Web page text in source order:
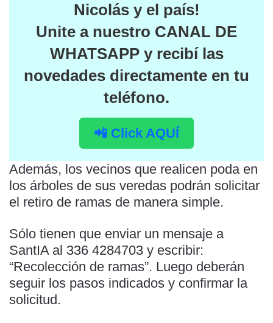
Nicolás y el país!
Unite a nuestro CANAL DE
WHATSAPPy recibí las
novedades directamente en tu
teléfono.
📲 Click AQUÍ
Además, los vecinos que realicen poda en
los árboles de sus veredas podrán solicitar
el retiro de ramas de manera simple.
Sólo tienen que enviar un mensaje a
SantIA al 336 4284703 y escribir:
“Recolección de ramas”. Luego deberán
seguir los pasos indicados y confirmar la
solicitud.